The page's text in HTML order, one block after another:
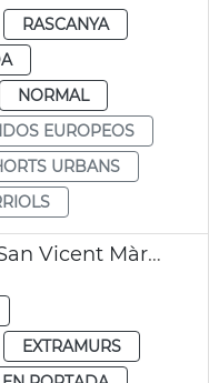
RASCANYA
NORMAL
EUROPEOS
URBANS
Nuevo tramo carril bici San Vicent Màrtir València
EXTRAMURS